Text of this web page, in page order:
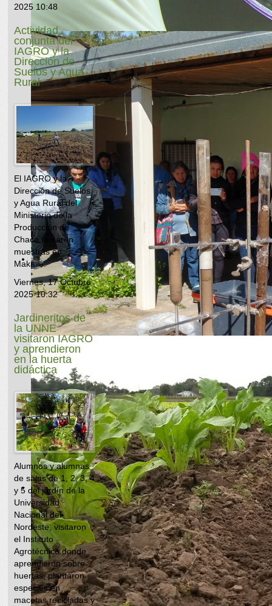
2025 10:48
Actividad
conjunta del
IAGRO y la
Dirección de
Suelos y Agua
Rural
El IAGRO y la
Dirección de Suelos
y Agua Rural del
Ministerio de la
Producción de
Chaco tomaron
muestras en
Makallé.
Viernes, 17 Octubre
2025 10:32
Jardineritos de
la UNNE
visitaron IAGRO
y aprendieron
en la huerta
didáctica
Alumnos y alumnas
de salas de 1, 2, 3, 4
y 5 del jardín de la
Universidad
Nacional del
Nordeste, visitaron
el Instituto
Agrotécnico donde
aprendieron sobre
huertas, plantaron
especies en
macetas recicladas y